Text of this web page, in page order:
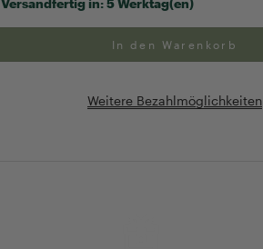
In den Warenkorb
Weitere Bezahlmöglichkeiten